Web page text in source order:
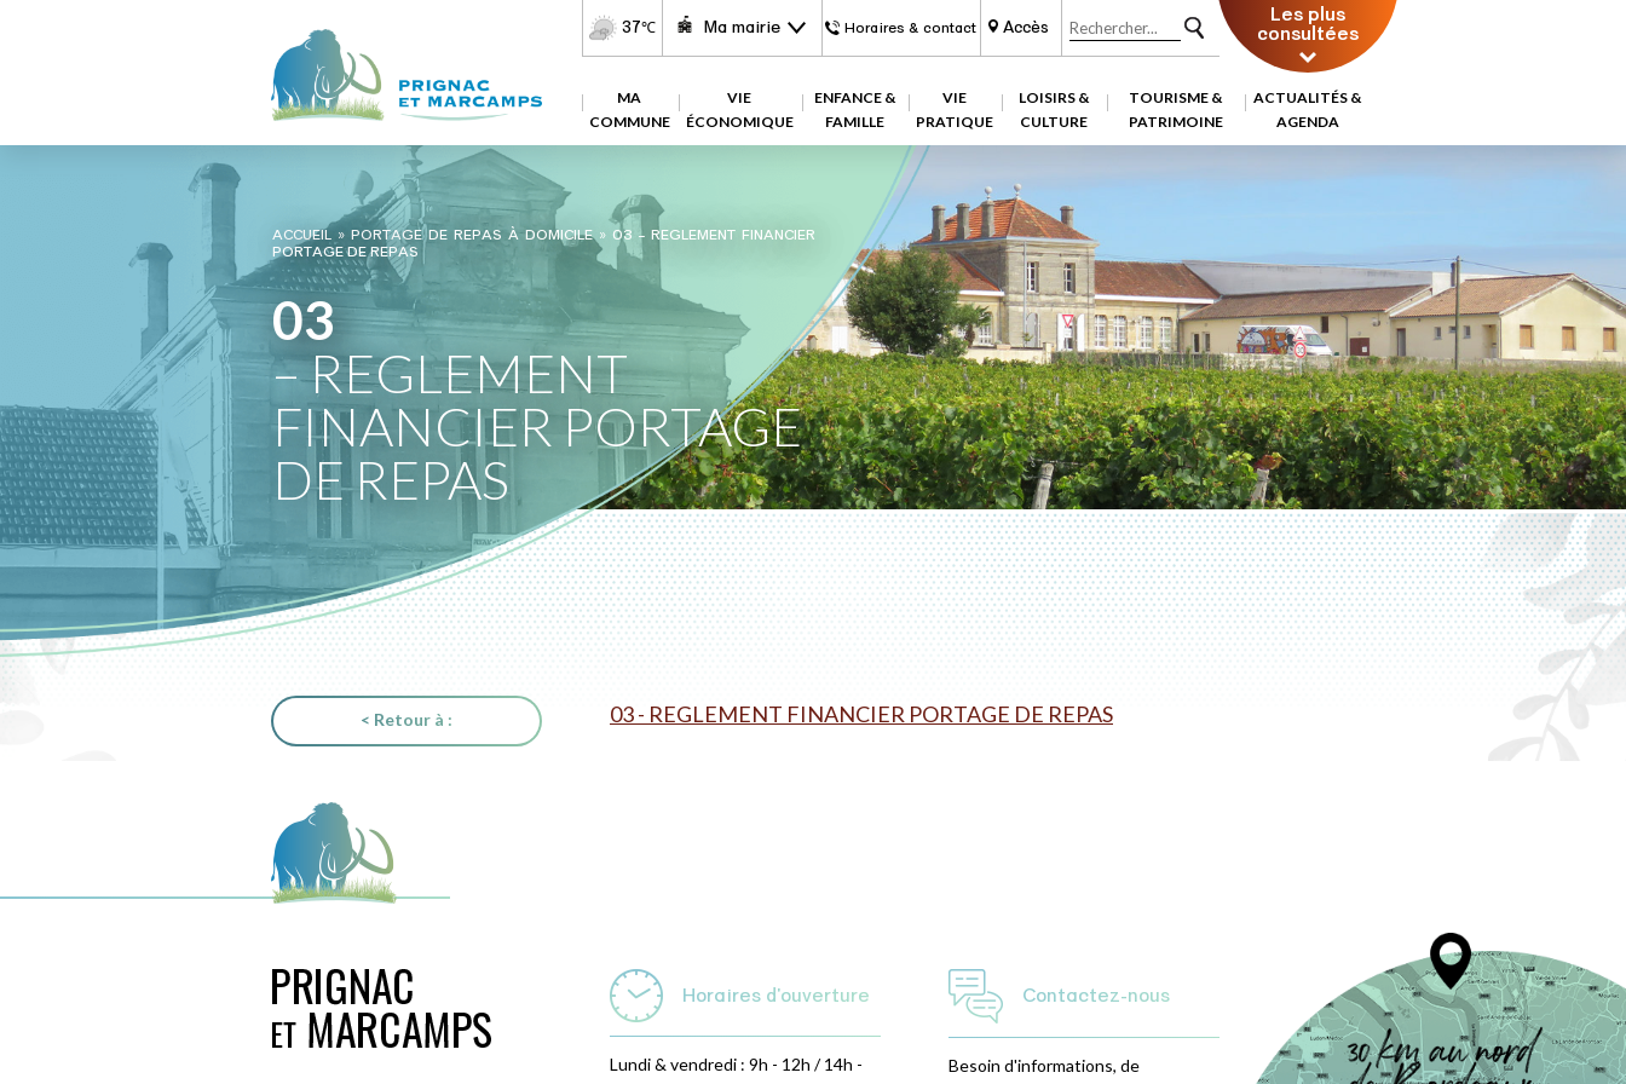
37℃ Ma mairie Horaires & contact Accès Les plus
consultées
MA
COMMUNE
VIE
ÉCONOMIQUE
ENFANCE &
FAMILLE
VIE
PRATIQUE
LOISIRS &
CULTURE
TOURISME &
PATRIMOINE
ACTUALITÉS &
AGENDA
ACCUEIL» PORTAGE DE REPAS À DOMICILE» 03 – REGLEMENT FINANCIER
PORTAGE DE REPAS
03
– REGLEMENT
FINANCIER PORTAGE
DE REPAS
< Retour à : 03 - REGLEMENT FINANCIER PORTAGE DE REPAS
Horaires d'ouverture
Lundi & vendredi : 9h - 12h / 14h -
Contactez-nous
Besoin d'informations, de